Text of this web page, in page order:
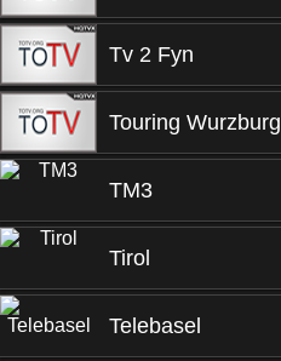
Tv 2 Fyn
Touring Wurzburg
TM3
Tirol
Telebasel